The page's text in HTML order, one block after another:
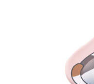
マウス